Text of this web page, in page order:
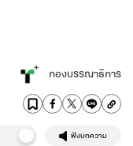
กองบรรณาธิการ
ฟังบทความ